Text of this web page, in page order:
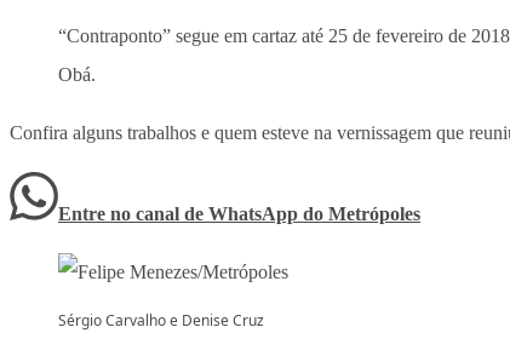
“Contraponto” segue em cartaz até 25 de fevereiro de
Obá.
Confira alguns trabalhos e quem esteve na vernissagem que
Entre no canal de WhatsApp do Metrópoles
Sérgio Carvalho e Denise Cruz